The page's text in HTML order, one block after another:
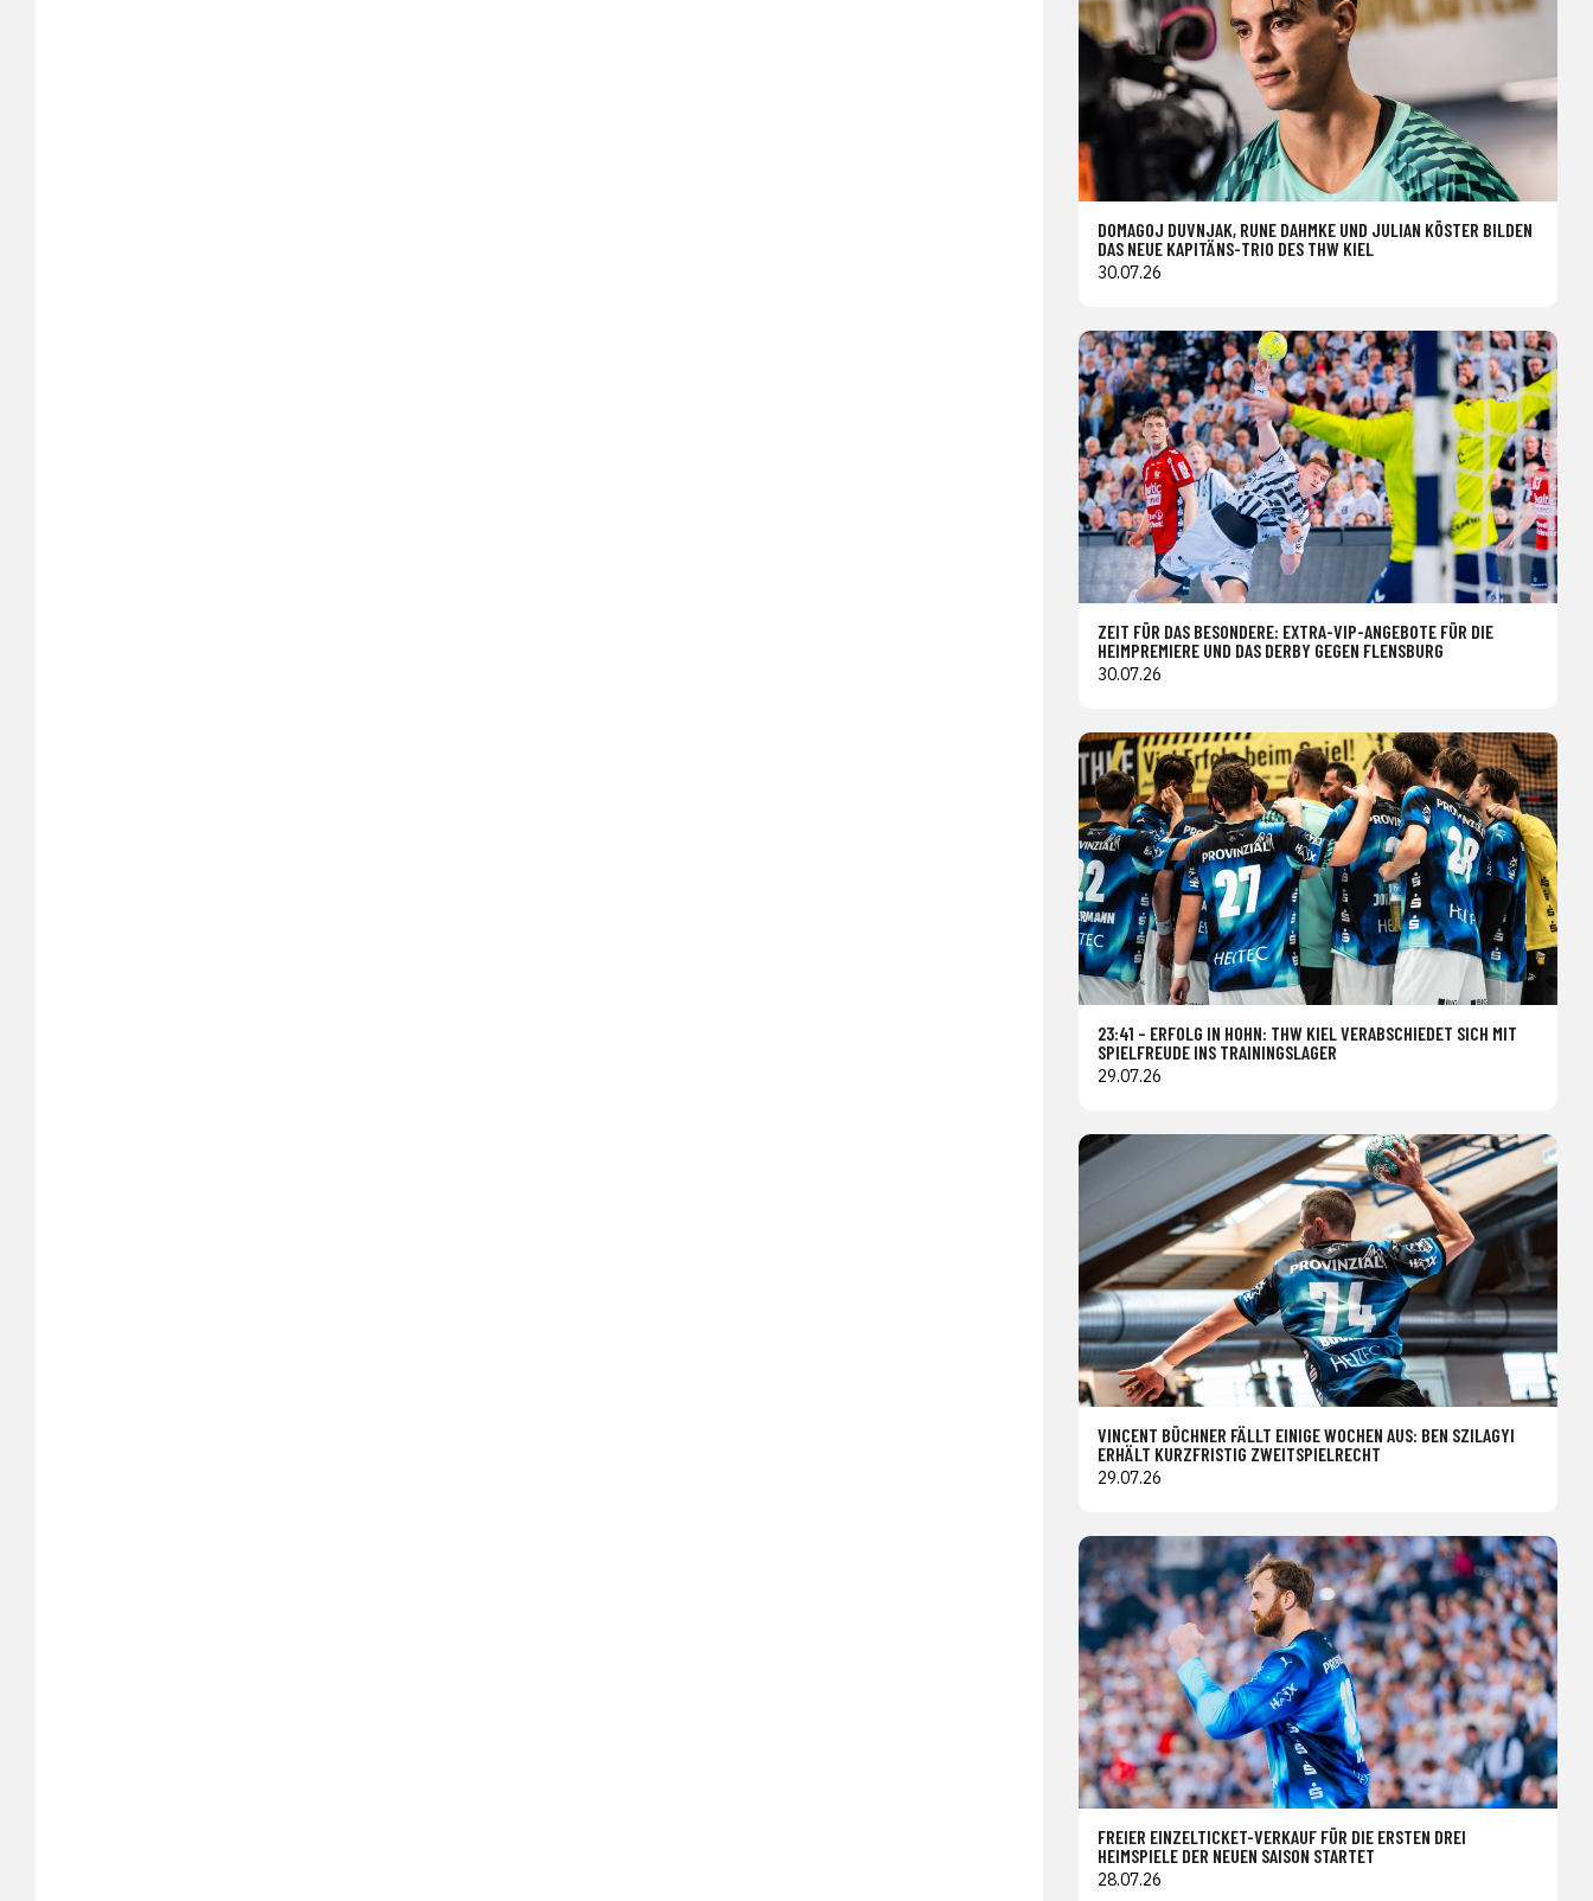
DOMAGOJ DUVNJAK, RUNE DAHMKE UND JULIAN KÖSTER BILDEN
DAS NEUE KAPITÄNS-TRIO DES THW KIEL
30.07.26
ZEIT FÜR DAS BESONDERE: EXTRA-VIP-ANGEBOTE FÜR DIE
HEIMPREMIERE UND DAS DERBY GEGEN FLENSBURG
30.07.26
23:41 – ERFOLG IN HOHN: THW KIEL VERABSCHIEDET SICH MIT
SPIELFREUDE INS TRAININGSLAGER
29.07.26
VINCENT BÜCHNER FÄLLT EINIGE WOCHEN AUS: BEN SZILAGYI
ERHÄLT KURZFRISTIG ZWEITSPIELRECHT
29.07.26
FREIER EINZELTICKET-VERKAUF FÜR DIE ERSTEN DREI
HEIMSPIELE DER NEUEN SAISON STARTET
28.07.26